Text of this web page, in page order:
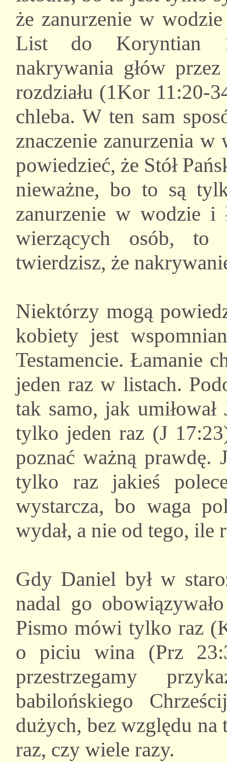
że zanurzenie w
List do Koryntian
nakrywania głów
rozdziału (1Kor 11:20-
chleba. W ten sam
znaczenie zanurzenia
powiedzieć, że Stół
nieważne, bo to są
zanurzenie w wodzie i
wierzących osób, to
twierdzisz, że
Niektórzy mogą
kobiety jest
Testamencie. Łamanie
jeden raz w listach.
tak samo, jak
tylko jeden raz (J
poznać ważną prawdę.
tylko raz jakieś
wystarcza, bo waga
wydał, a nie od tego, ile
Gdy Daniel był w
nadal go
Pismo mówi tylko raz
o piciu wina (Prz
przestrzegamy
babilońskiego
dużych, bez względu
raz, czy wiele razy.